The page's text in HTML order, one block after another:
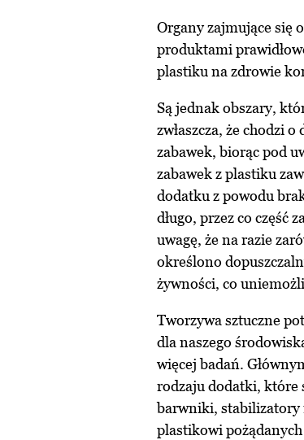
Organy zajmujące się
produktami
plastiku na zdrowie
Są jednak obszary,
zwłaszcza, że chodzi
zabawek, biorąc pod
zabawek z plastiku
dodatku z powodu
długo, przez co część
uwagę, że na razie
określono
żywności, co
Tworzywa sztuczne
dla naszego
więcej badań.
rodzaju dodatki, które
barwniki, stabilizatory
plastikowi